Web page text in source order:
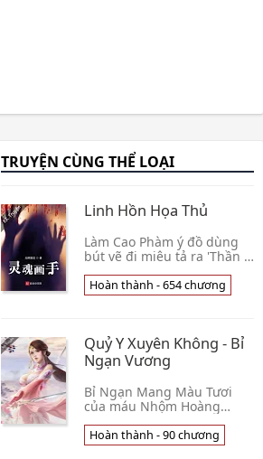
TRUYỆN CÙNG THỂ LOẠI
Linh Hồn Họa Thủ
Làm Cao Phàm ý đồ dùng
bút vẽ đi miêu tả ra 'Thần '
giáng lâm. Hắn từ đáy biển
tuôn ra, từ mặt đất quật
Hoàn thành - 654 chương
Quỷ Y Xuyên Không - Bỉ
Ngạn Vương
Bỉ Ngạn Mang Màu Tươi
của máu Nhộm Hoàng
thương Khi Đã Yêu Bất
chấp Đạo lý luân thường
Hoàn thành - 90 chương